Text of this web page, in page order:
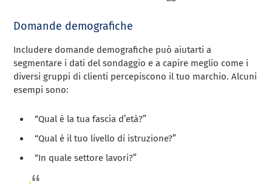
Domande demografiche
Includere domande demografiche può aiutarti a
segmentare i dati del sondaggio e a capire meglio come i
diversi gruppi di clienti percepiscono il tuo marchio. Alcuni
esempi sono:
“Qual è la tua fascia d’età?”
“Qual è il tuo livello di istruzione?”
“In quale settore lavori?”